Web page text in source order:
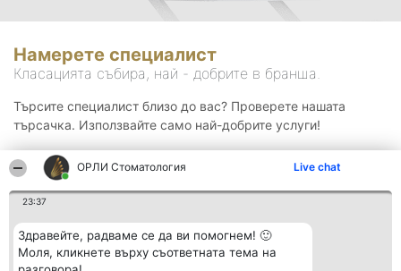
ОРЛИ Стоматология Live chat
23:37
Здравейте, радваме се да ви помогнем! 🙂
Моля, кликнете върху съответната тема на
Намерете специалист
Класацията събира, най - добрите в бранша.
Търсите специалист близо до вас? Проверете нашата
търсачка. Използвайте само най-добрите услуги!